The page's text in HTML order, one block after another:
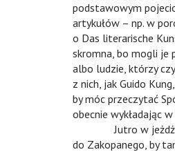
podstawowym
artykułów – np. w
o Das literarische
skromna, bo mogli je
albo ludzie, którzy
z nich, jak Guido
by móc przeczytać
obecnie wykładając w
nJutro w
do Zakopanego, by